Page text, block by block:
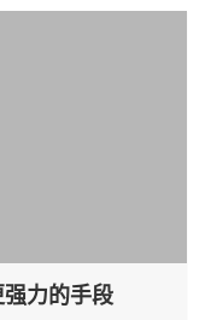
力的手段